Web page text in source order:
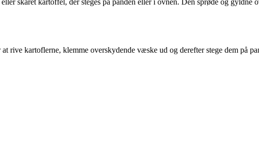
kartoflerne, klemme overskydende væske ud og derefter stege dem på